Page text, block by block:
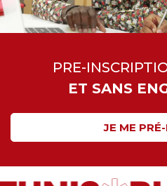
PRE-
ET SANS
JE ME